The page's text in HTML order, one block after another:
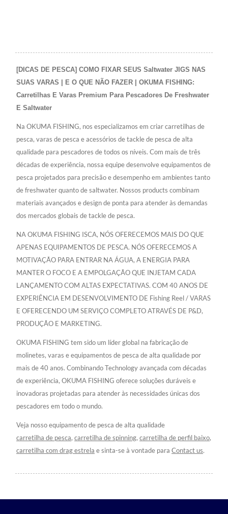
[DICAS DE PESCA] COMO FIXAR SEUS Saltwater JIGS NAS
SUAS VARAS | E O QUE NÃO FAZER | OKUMA FISHING:
Carretilhas E Varas Premium Para Pescadores De Freshwater
E Saltwater
Na OKUMA FISHING, nos especializamos em criar carretilhas de
pesca, varas de pesca e acessórios de tackle de pesca de alta
qualidade para pescadores de todos os níveis. Com mais de três
décadas de experiência, nossa equipe desenvolve equipamentos de
pesca projetados para precisão e desempenho em ambientes tanto
de freshwater quanto de saltwater. Nossos products combinam
materiais avançados e design de ponta para atender às demandas
dos mercados globais de tackle de pesca.
NA OKUMA FISHING ISCA, NÓS OFERECEMOS MAIS DO QUE
APENAS EQUIPAMENTOS DE PESCA. NÓS OFERECEMOS A
MOTIVAÇÃO PARA ENTRAR NA ÁGUA, A ENERGIA PARA
MANTER O FOCO E A EMPOLGAÇÃO QUE INJETAM CADA
LANÇAMENTO COM ALTAS EXPECTATIVAS. COM 40 ANOS DE
EXPERIÊNCIA EM DESENVOLVIMENTO DE Fishing Reel / VARAS
E OFERECENDO UM SERVIÇO COMPLETO ATRAVÉS DE P&D,
PRODUÇÃO E MARKETING.
OKUMA FISHING tem sido um líder global na fabricação de
molinetes, varas e equipamentos de pesca de alta qualidade por
mais de 40 anos. Combinando Technology avançada com décadas
de experiência, OKUMA FISHING oferece soluções duráveis e
inovadoras projetadas para atender às necessidades únicas dos
pescadores em todo o mundo.
Veja nosso equipamento de pesca de alta qualidade
carretilha de pesca, carretilha de spinning, carretilha de perfil baixo,
carretilha com drag estrela e sinta-se à vontade para Contact us.